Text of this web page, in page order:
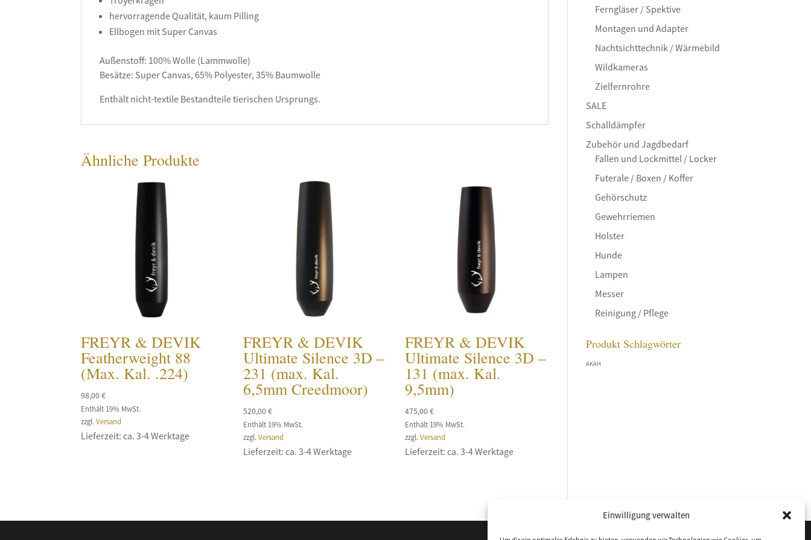
Einwilligung verwalten
hervorragende Qualität, kaum Pilling
Ellbogen mit Super Canvas
Außenstoff: 100% Wolle (Lammwolle)
Besätze: Super Canvas, 65% Polyester, 35% Baumwolle
Enthält nicht-textile Bestandteile tierischen Ursprungs.
Ähnliche Produkte
FREYR & DEVIK
Featherweight 88
(Max. Kal. .224)
98,00€
Enthält 19% MwSt.
zzgl.Versand
Lieferzeit: ca. 3-4 Werktage
FREYR & DEVIK
Ultimate Silence 3D –
231 (max. Kal.
6,5mm Creedmoor)
520,00€
Enthält 19% MwSt.
zzgl. Versand
Lieferzeit: ca. 3-4 Werktage
FREYR & DEVIK
Ultimate Silence 3D –
131 (max. Kal.
9,5mm)
475,00€
Enthält 19% MwSt.
zzgl.Versand
Lieferzeit: ca. 3-4 Werktage
Ferngläser / Spektive
Montagen und Adapter
Nachtsichttechnik / Wärmebild
Wildkameras
Zielfernrohre
SALE
Schalldämpfer
Zubehör und Jagdbedarf
Fallen und Lockmittel / Locker
Futerale / Boxen / Koffer
Gehörschutz
Gewehrriemen
Holster
Hunde
Lampen
Messer
Reinigung / Pflege
Produkt Schlagwörter
AKAH